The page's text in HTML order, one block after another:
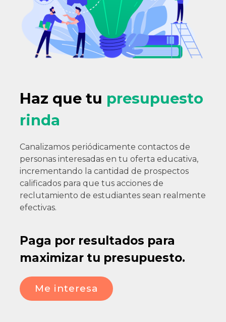
Haz que tu presupuesto
rinda
Canalizamos periódicamente contactos de
personas interesadas en tu oferta educativa,
incrementando la cantidad de prospectos
calificados para que tus acciones de
reclutamiento de estudiantes sean realmente
efectivas.
Paga por resultados para
maximizar tu presupuesto.
Me interesa